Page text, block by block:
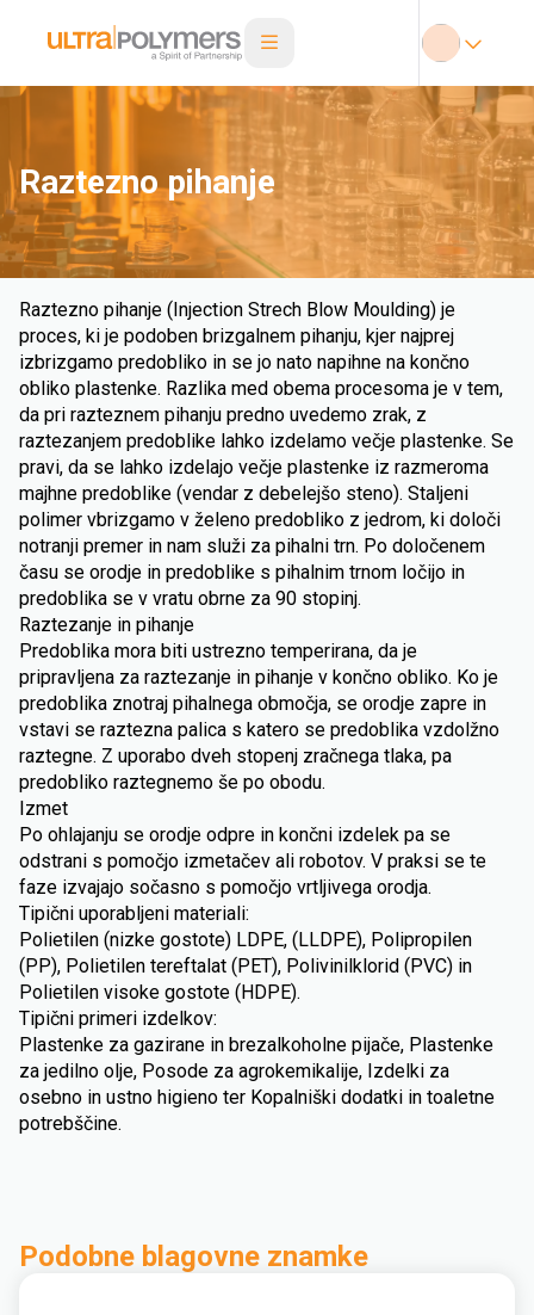
Raztezno pihanje
Raztezno pihanje (Injection Strech Blow Moulding) je
proces, ki je podoben brizgalnem pihanju, kjer najprej
izbrizgamo predobliko in se jo nato napihne na končno
obliko plastenke. Razlika med obema procesoma je v tem,
da pri razteznem pihanju predno uvedemo zrak, z
raztezanjem predoblike lahko izdelamo večje plastenke. Se
pravi, da se lahko izdelajo večje plastenke iz razmeroma
majhne predoblike (vendar z debelejšo steno). Staljeni
polimer vbrizgamo v želeno predobliko z jedrom, ki določi
notranji premer in nam služi za pihalni trn. Po določenem
času se orodje in predoblike s pihalnim trnom ločijo in
predoblika se v vratu obrne za 90 stopinj.
Raztezanje in pihanje
Predoblika mora biti ustrezno temperirana, da je
pripravljena za raztezanje in pihanje v končno obliko. Ko je
predoblika znotraj pihalnega območja, se orodje zapre in
vstavi se raztezna palica s katero se predoblika vzdolžno
raztegne. Z uporabo dveh stopenj zračnega tlaka, pa
predobliko raztegnemo še po obodu.
Izmet
Po ohlajanju se orodje odpre in končni izdelek pa se
odstrani s pomočjo izmetačev ali robotov. V praksi se te
faze izvajajo sočasno s pomočjo vrtljivega orodja.
Tipični uporabljeni materiali:
Polietilen (nizke gostote) LDPE, (LLDPE), Polipropilen
(PP), Polietilen tereftalat (PET), Polivinilklorid (PVC) in
Polietilen visoke gostote (HDPE).
Tipični primeri izdelkov:
Plastenke za gazirane in brezalkoholne pijače, Plastenke
za jedilno olje, Posode za agrokemikalije, Izdelki za
osebno in ustno higieno ter Kopalniški dodatki in toaletne
potrebščine.
Podobne blagovne znamke